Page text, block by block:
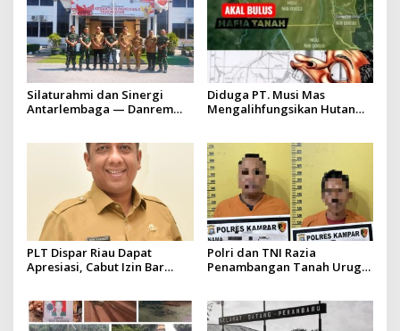
Silaturahmi dan Sinergi
Antarlembaga — Danrem
Diduga PT. Musi Mas
Mengalihfungsikan Hutan
yang diizinkan
PLT Dispar Riau Dapat
Apresiasi, Cabut Izin Bar
Polri dan TNI Razia
Penambangan Tanah Urug,